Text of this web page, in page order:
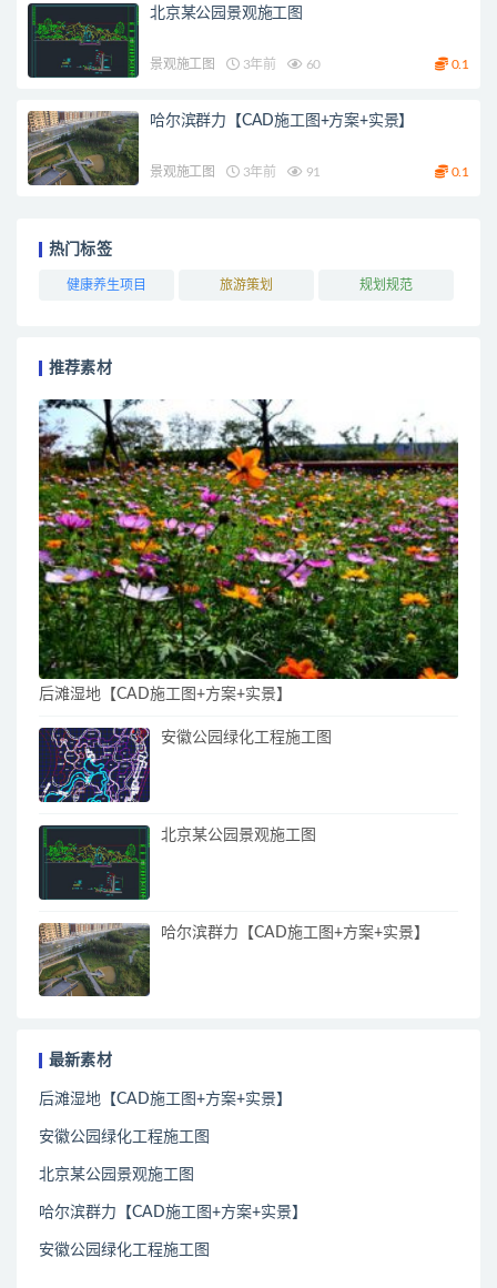
北京某公园景观施工图
景观施工图 3年前 60 0.1
哈尔滨群力【CAD施工图+方案+实景】
景观施工图 3年前 91 0.1
热门标签
健康养生项目 旅游策划 规划规范
推荐素材
后滩湿地【CAD施工图+方案+实景】
安徽公园绿化工程施工图
北京某公园景观施工图
哈尔滨群力【CAD施工图+方案+实景】
最新素材
后滩湿地【CAD施工图+方案+实景】
安徽公园绿化工程施工图
北京某公园景观施工图
哈尔滨群力【CAD施工图+方案+实景】
安徽公园绿化工程施工图